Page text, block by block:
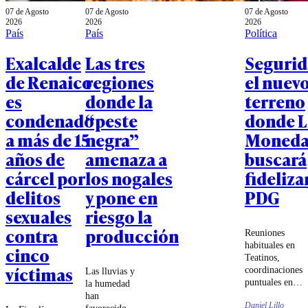
07 de Agosto
2026
País
Exalcalde
de Renaico
es
condenado
a más de 15
años de
cárcel por
delitos
sexuales
contra
cinco
víctimas
07 de Agosto
2026
País
Las tres
regiones
donde la
“peste
negra”
amenaza a
los nogales
y pone en
riesgo la
producción
Las lluvias y
la humedad
han
07 de Agosto
2026
Política
el
terreno
donde
buscará
PDG
Reuniones
habituales en
Teatinos,
coordinaciones
puntuales en
Daniel Lillo